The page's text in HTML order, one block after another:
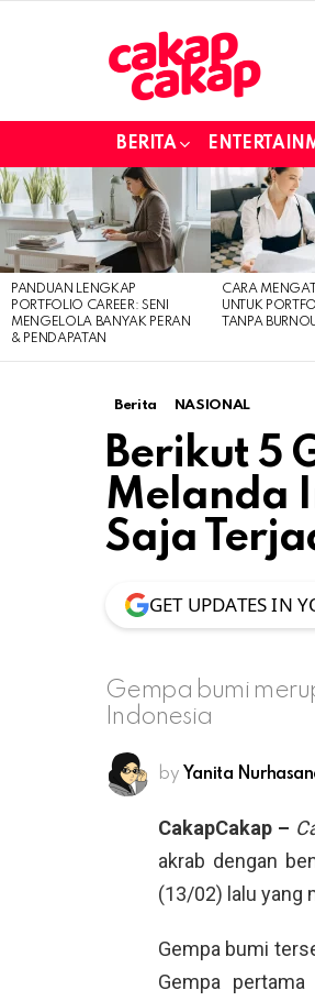
BERITA
LATEST
STORIES
PANDUAN LENGKAP
PORTFOLIO CAREER: SENI
MENGELOLA BANYAK PERAN
& PENDAPATAN
CARA
UNTUK
TANPA
Berita NASIONAL
Berikut 5
Melanda
Saja
GET UPDATES IN
Gempa bumi
Indonesia
by Yanita
CakapCakap –
akrab dengan
(13/02) lalu yang
Gempa bumi
Gempa